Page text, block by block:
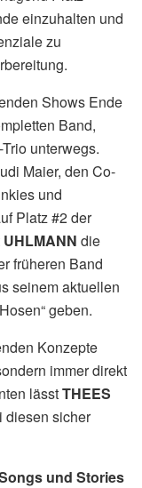
einzuhalten und
zu
Shows Ende
Band,
unterwegs.
Maier, den Co-
und
Platz #2 der
UHLMANN die
früheren Band
seinem aktuellen
geben.
Konzepte
immer direkt
lässtTHEES
diesen sicher
und Stories